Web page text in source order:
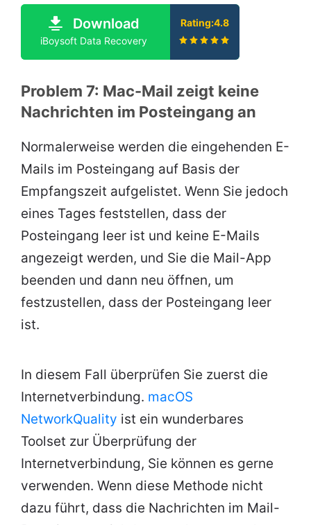
Download
iBoysoft Data Recovery
Rating:4.8
Problem 7: Mac-Mail zeigt keine
Nachrichten im Posteingang an
Normalerweise werden die eingehenden E-
Mails im Posteingang auf Basis der
Empfangszeit aufgelistet. Wenn Sie jedoch
eines Tages feststellen, dass der
Posteingang leer ist und keine E-Mails
angezeigt werden, und Sie die Mail-App
beenden und dann neu öffnen, um
festzustellen, dass der Posteingang leer
ist.
In diesem Fall überprüfen Sie zuerst die
Internetverbindung. macOS
NetworkQuality ist ein wunderbares
Toolset zur Überprüfung der
Internetverbindung, Sie können es gerne
verwenden. Wenn diese Methode nicht
dazu führt, dass die Nachrichten im Mail-